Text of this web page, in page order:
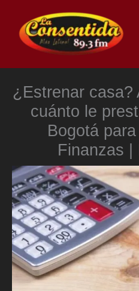
contenido
¿Estrenar
cuánto le
Bogotá para
Finanzas |